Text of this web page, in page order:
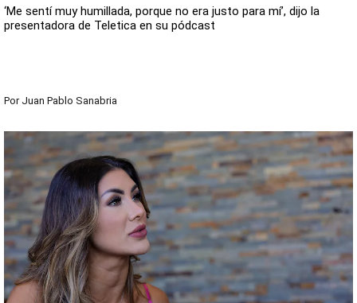
‘Me sentí muy humillada, porque no era justo para mí’, dijo la
presentadora de Teletica en su pódcast
Por Juan Pablo Sanabria